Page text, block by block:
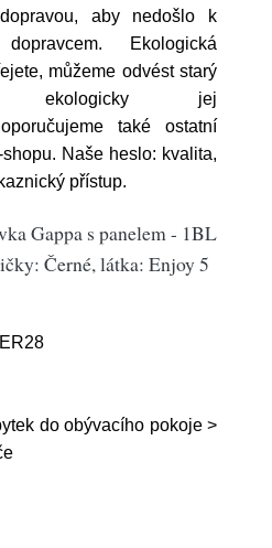
aby nedošlo k
Ekologická
můžeme odvést starý
jej
také ostatní
Naše heslo: kvalita,
přístup.
Gappa s panelem - 1BL
Černé, látka: Enjoy 5
do obývacího pokoje >